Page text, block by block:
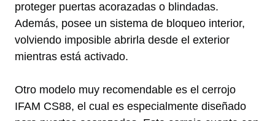
proteger puertas acorazadas o blindadas.
Además, posee un sistema de bloqueo interior,
volviendo imposible abrirla desde el exterior
mientras está activado.
Otro modelo muy recomendable es el cerrojo
IFAM CS88, el cual es especialmente diseñado